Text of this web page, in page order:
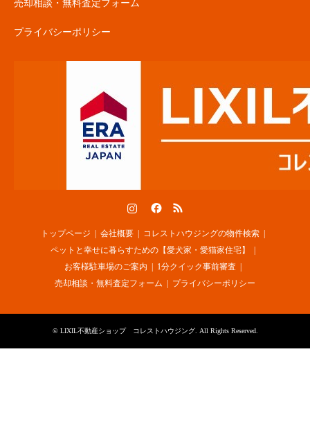
売却相談・無料査定フォーム
プライバシーポリシー
トップページ 会社概要
コレストハウジングの物件検索
ペットと幸せに暮らすための【愛犬家・愛猫家住宅】
お客様駐車場のご案内
1分クイック事前審査
売却相談・無料査定フォーム
プライバシーポリシー
© LIXIL不動産ショップ コレストハウジング. All Rights Reserved.